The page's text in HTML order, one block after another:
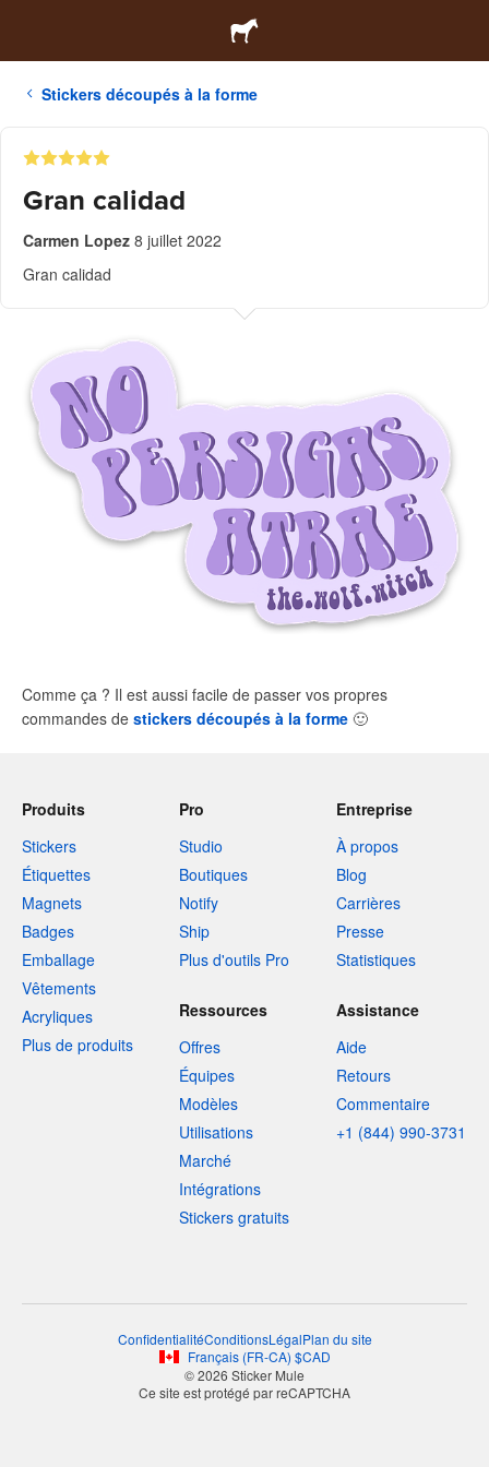
Stickers découpés à la forme
Gran calidad
Carmen Lopez 8 juillet 2022
Gran calidad
Comme ça ? Il est aussi facile de passer vos propres
commandes de stickers découpés à la forme 🙂
Produits
Stickers
Étiquettes
Magnets
Badges
Emballage
Vêtements
Acryliques
Plus de produits
Pro
Studio
Boutiques
Notify
Ship
Plus d'outils Pro
Entreprise
À propos
Blog
Carrières
Presse
Statistiques
Ressources
Offres
Équipes
Modèles
Utilisations
Marché
Intégrations
Stickers gratuits
Assistance
Aide
Retours
Commentaire
+1 (844) 990-3731
ConfidentialitéConditionsLégalPlan du site
Français(FR-CA) $CAD
© 2026 Sticker Mule
Ce site est protégé par reCAPTCHA